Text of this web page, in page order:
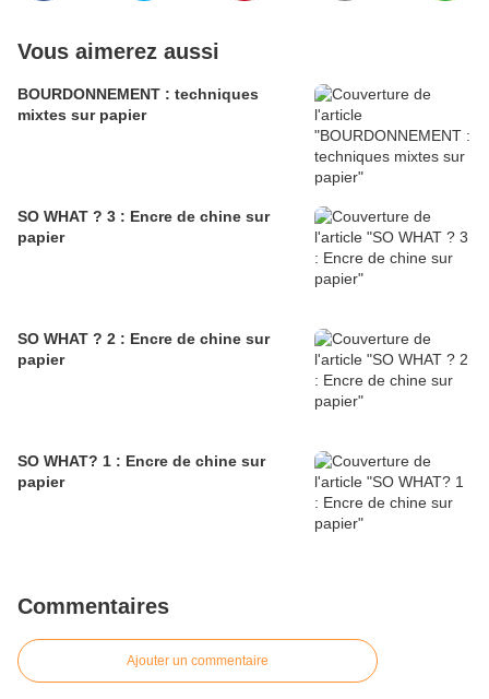
Vous aimerez aussi
BOURDONNEMENT : techniques
mixtes sur papier
SO WHAT ? 3 : Encre de chine sur
papier
SO WHAT ? 2 : Encre de chine sur
papier
SO WHAT? 1 : Encre de chine sur
papier
Commentaires
Ajouter un commentaire